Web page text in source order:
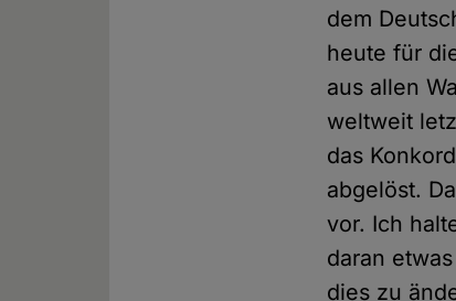
dem
heute für
aus allen
weltweit
das
abgelöst.
vor. Ich
daran
dies zu